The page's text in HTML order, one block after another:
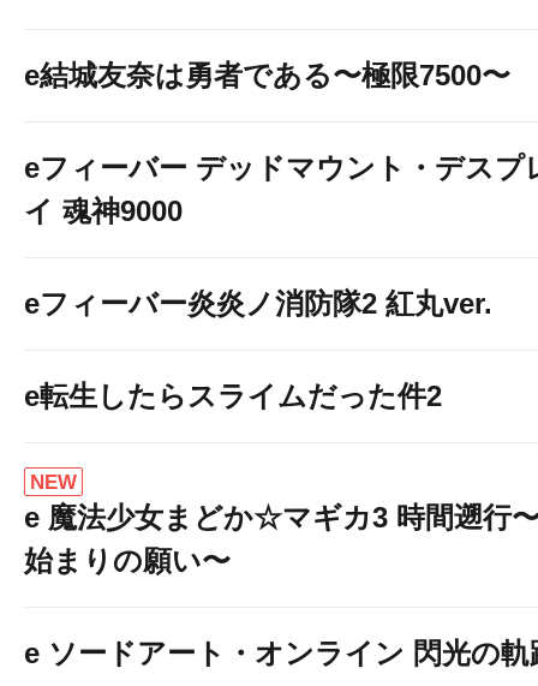
e結城友奈は勇者である〜極限7500〜
eフィーバー デッドマウント・デスプ
イ 魂神9000
eフィーバー炎炎ノ消防隊2 紅丸ver.
e転生したらスライムだった件2
NEW
e 魔法少女まどか☆マギカ3 時間遡行
始まりの願い〜
e ソードアート・オンライン 閃光の軌